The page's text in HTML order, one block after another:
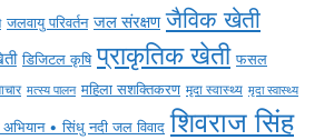
जलवायु परिवर्तन जल संरक्षण जैविक खेती
डिजिटल कृषि प्राकृतिक खेती फसल
मत्स्य पालन महिला सशक्तिकरण मृदा स्वास्थ्य मृदा स्वास्थ्य
• सिंधु नदी जल विवाद शिवराज सिंह